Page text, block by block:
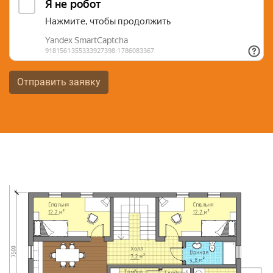
существующего проекта. Строительство домов
согласно требованиям клиента.
У нас один из самых низких прайсов по рынку и
лучшие цены на материалы.
Применяем только сертифицированные
строительные и отделочные материалы.
Строго соблюдаем строительные нормы и
правила, контролируем качество.
В каталоге на сайте можно подобрать проект или
Отправить заявку